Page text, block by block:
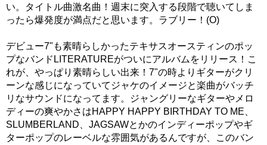
い。タイトル曲激名曲！週末に突入する段階で聴いてしま
ったら爆発度が満点だと思います。ラブリー！(O)
デビュー7"も素晴らしかったテキサスオースティンのポッ
プなバンドLITERATUREがついにアルバムをリリース！こ
れが、やっぱり素晴らしい出来！7"の時よりギターがクリ
ーンな感じになっていてジャケのイメージと楽曲がバッチ
リなサウンドになってます。ジャングリーなギターやメロ
ディーの爽やかさはHAPPY HAPPY BIRTHDAY TO ME、
SLUMBERLAND、JAGSAWとかのインディーポップやギ
ターポップのレーベルな雰囲気があるんですが、このバン